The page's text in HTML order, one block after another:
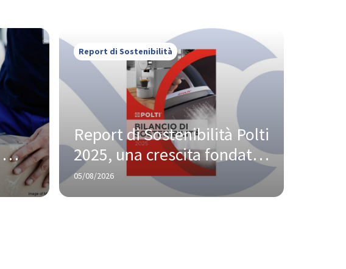
Report di Sostenibilità
Report di Sostenibilità Polti
2025, una crescita fondata
su innovazione e
responsabilità
05/08/2026